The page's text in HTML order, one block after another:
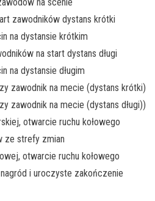
zawodników dystans krótki
na dystansie krótkim
na start dystans długi
na dystansie długim
zawodnik na mecie (dystans krótki)
zawodnik na mecie (dystans długi))
otwarcie ruchu kołowego
ze strefy zmian
otwarcie ruchu kołowego
i uroczyste zakończenie